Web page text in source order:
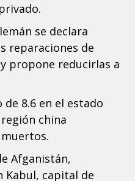
se declara
reparaciones de
propone reducirlas a
8.6 en el estado
china
Afganistán,
Kabul, capital de